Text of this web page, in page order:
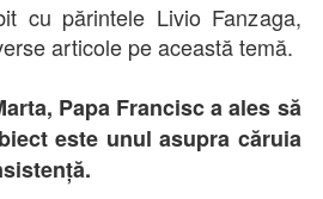
cu părintele Livio Fanzaga,
articole pe această temă.
Papa Francisc a ales să
este unul asupra căruia